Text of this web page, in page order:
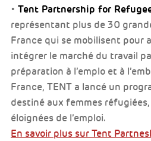
• Tent Partnership for
représentant plus de 30
France qui se mobilisent pour
intégrer le marché du travail
préparation à l’emplo et à
France, TENT a lancé un
destiné aux femmes
éloignées de l’emploi.
En savoir plus sur Tent